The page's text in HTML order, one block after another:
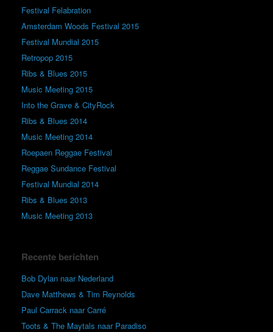
Festival Felabration
Amsterdam Woods Festival 2015
Festival Mundial 2015
Retropop 2015
Ribs & Blues 2015
Music Meeting 2015
Into the Grave & CityRock
Ribs & Blues 2014
Music Meeting 2014
Roepaen Reggae Festival
Reggae Sundance Festival
Festival Mundial 2014
Ribs & Blues 2013
Music Meeting 2013
Recente berichten
Bob Dylan naar Nederland
Dave Matthews & Tim Reynolds
Paul Carrack naar Carré
Toots & The Maytals naar Paradiso